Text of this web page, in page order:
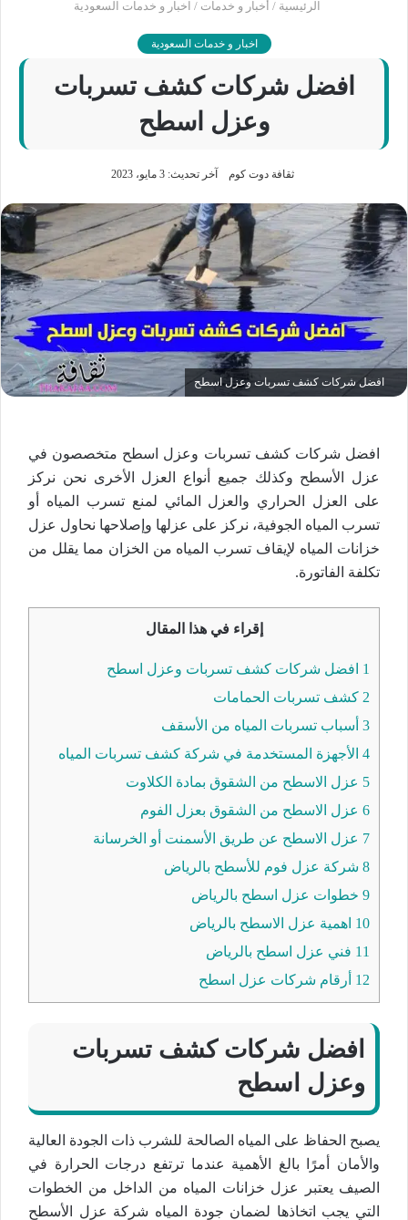
الرئيسية / أخبار و خدمات / اخبار و خدمات السعودية
اخبار و خدمات السعودية
افضل شركات كشف تسربات
وعزل اسطح
ثقافة دوت كوم آخر تحديث: 3 مايو، 2023
افضل شركات كشف تسربات وعزل اسطح
افضل شركات كشف تسربات وعزل اسطح متخصصون في
عزل الأسطح وكذلك جميع أنواع العزل الأخرى نحن نركز
على العزل الحراري والعزل المائي لمنع تسرب المياه أو
تسرب المياه الجوفية، نركز على عزلها وإصلاحها نحاول عزل
خزانات المياه لإيقاف تسرب المياه من الخزان مما يقلل من
تكلفة الفاتورة.
إقراء في هذا المقال
1 افضل شركات كشف تسربات وعزل اسطح
2 كشف تسربات الحمامات
3 أسباب تسربات المياه من الأسقف
4 الأجهزة المستخدمة في شركة كشف تسربات المياه
5 عزل الاسطح من الشقوق بمادة الكلاوت
6 عزل الاسطح من الشقوق بعزل الفوم
7 عزل الاسطح عن طريق الأسمنت أو الخرسانة
8 شركة عزل فوم للأسطح بالرياض
9 خطوات عزل اسطح بالرياض
10 اهمية عزل الاسطح بالرياض
11 فني عزل اسطح بالرياض
12 أرقام شركات عزل اسطح
افضل شركات كشف تسربات
وعزل اسطح
يصبح الحفاظ على المياه الصالحة للشرب ذات الجودة العالية
والأمان أمرًا بالغ الأهمية عندما ترتفع درجات الحرارة في
الصيف يعتبر عزل خزانات المياه من الداخل من الخطوات
التي يجب اتخاذها لضمان جودة المياه شركة عزل الأسطح